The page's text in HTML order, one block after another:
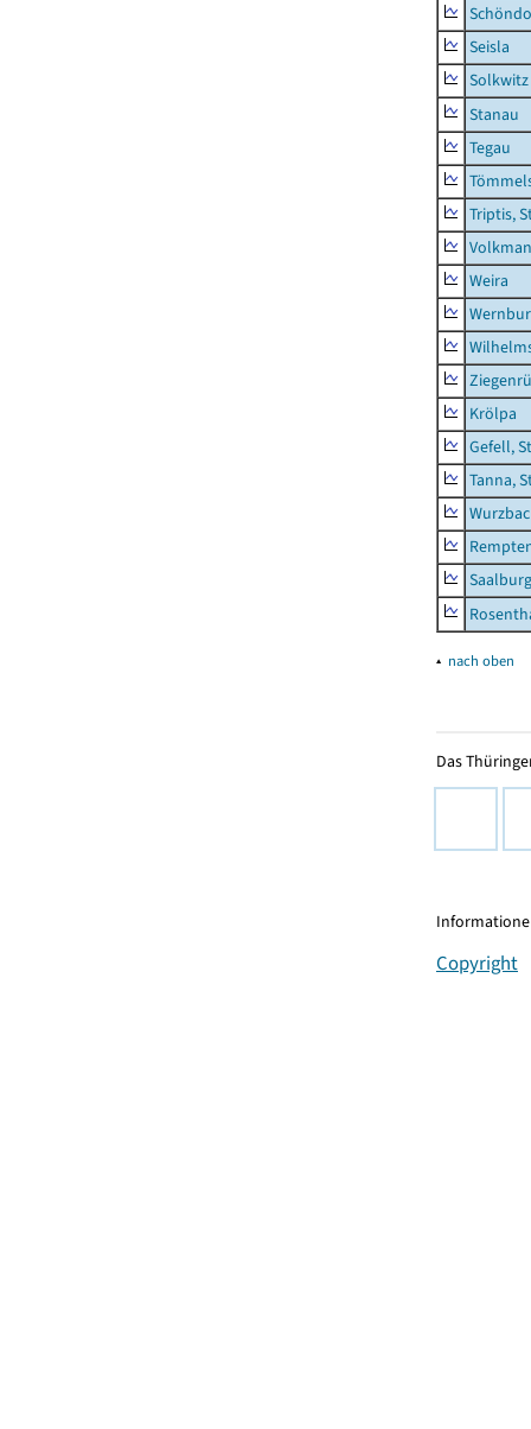
Seisla
Solkwitz
Stanau
Tegau
Triptis,
Weira
Krölpa
Gefell,
Tanna,
▴ nach oben
Das
Copyright